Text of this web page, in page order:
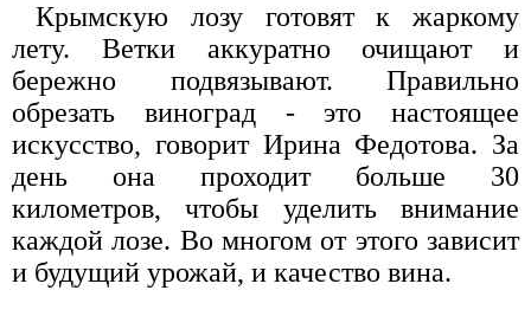
Крымскую лозу готовят к жаркому
лету. Ветки аккуратно очищают и
бережно подвязывают. Правильно
обрезать виноград - это настоящее
искусство, говорит Ирина Федотова. За
день она проходит больше 30
километров, чтобы уделить внимание
каждой лозе. Во многом от этого зависит
и будущий урожай, и качество вина.